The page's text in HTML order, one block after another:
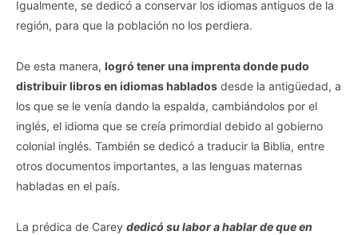
Igualmente, se dedicó a conservar los idiomas antiguos de la
región, para que la población no los perdiera.
De esta manera, logró tener una imprenta donde pudo
distribuir libros en idiomas hablados desde la antigüedad, a
los que se le venía dando la espalda, cambiándolos por el
inglés, el idioma que se creía primordial debido al gobierno
colonial inglés. También se dedicó a traducir la Biblia, entre
otros documentos importantes, a las lenguas maternas
habladas en el país.
La prédica de Carey dedicó su labor a hablar de que en